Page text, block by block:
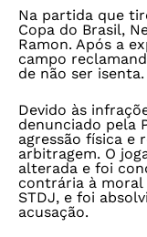
Na partida que
Copa do Brasil,
Ramon. Após a
campo
de não ser isenta.
Devido às
denunciado pela
agressão física e
arbitragem. O
alterada e foi
contrária à moral
STDJ, e foi
acusação.